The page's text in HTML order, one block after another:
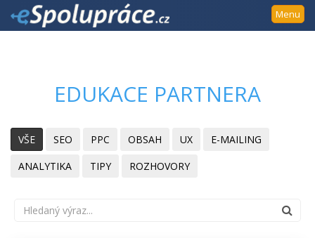
Přejít
k
obsah
k
postrannímu
sloupci
Menu
EDUKACE PARTNERA
VŠE SEO PPC OBSAH UX
E-MAILING
ANALYTIKA
TIPY ROZHOVORY